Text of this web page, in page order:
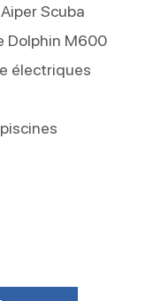
Scuba
Dolphin M600
électriques